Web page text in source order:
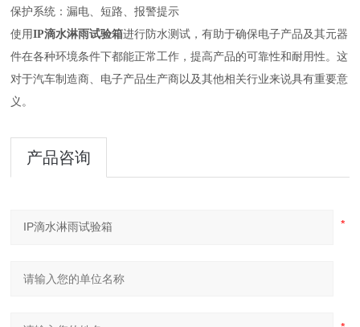
保护系统：漏电、短路、报警提示
使用IP滴水淋雨试验箱进行防水测试，有助于确保电子产品及其元器
件在各种环境条件下都能正常工作，提高产品的可靠性和耐用性。这
对于汽车制造商、电子产品生产商以及其他相关行业来说具有重要意
义。
产品咨询